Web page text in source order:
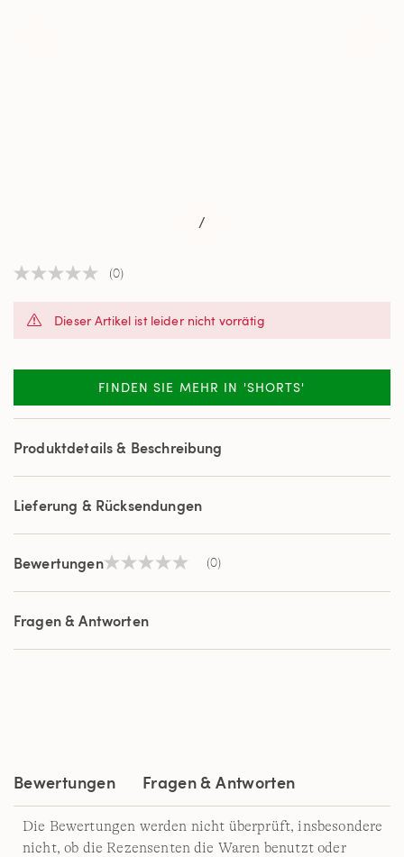
/
Kein
auf
(0)
Dieser Artikel ist leider nicht vorrätig
FINDEN SIE MEHR IN 'SHORTS'
Produktdetails & Beschreibung
Lieferung & Rücksendungen
BewertungenKein
Link
derselben
(0)
Fragen & Antworten
Bewertungen Fragen & Antworten
Die Bewertungen werden nicht überprüft, insbesondere
nicht, ob die Rezensenten die Waren benutzt oder